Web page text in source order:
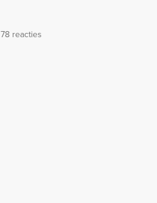
78 reacties